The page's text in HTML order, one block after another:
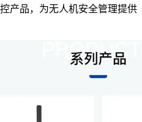
产品，为无人机安全管理提供